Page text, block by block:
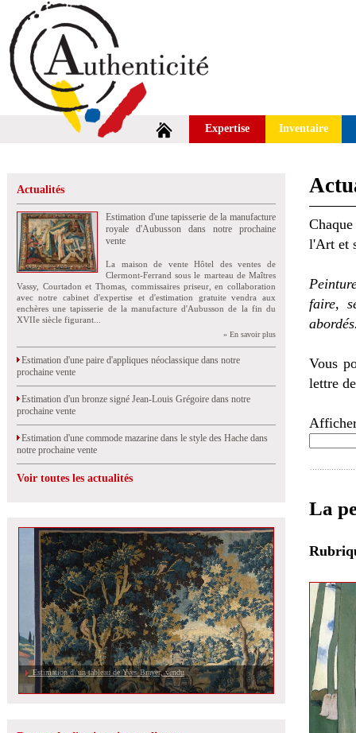
Expertise Inventaire
Actualités
Estimation d'une tapisserie de la manufacture
royale d'Aubusson dans notre prochaine
vente
La maison de vente Hôtel des ventes de
Clermont-Ferrand sous le marteau de Maîtres
Vassy, Courtadon et Thomas, commissaires priseur, en collaboration
avec notre cabinet d'expertise et d'estimation gratuite vendra aux
enchères une tapisserie de la manufacture d'Aubusson de la fin du
XVIIe siècle figurant...
» En savoir plus
Estimation d'une paire d'appliques néoclassique dans notre
prochaine vente
Estimation d'un bronze signé Jean-Louis Grégoire dans notre
prochaine vente
Estimation d'une commode mazarine dans le style des Hache dans
notre prochaine vente
Voir toutes les actualités
Estimation d\'un tableau de Yves Brayer, vendu
l'Art et
faire,
Vous
lettre
La